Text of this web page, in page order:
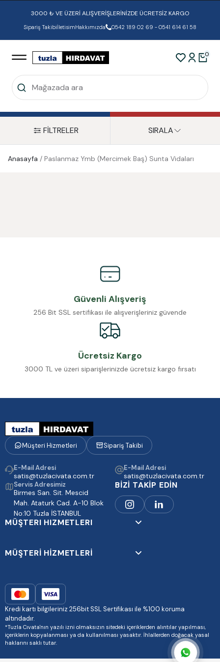
3000 ₺ VE ÜZERİ ALIŞVERİŞLERİNİZDE ÜCRETSİZ KARGO
Sipariş TakibiİletisimHakkımızda 0542 189 02 69 - 0541 614 61 58
0
FİLTRELER SIRALA
Anasayfa / Paslanmaz Ymb (Mercimek Baş) Sunta Vidaları
Güvenli Alışveriş
256 Bit SSL sertifikası ile alışverişleriniz güvende
Ücretsiz Kargo
3000 TL ve üzeri siparişlerinizde ücretsiz kargo fırsatı
Müşteri Hizmetleri Sipariş Takibi
E-Mail Adresi
satis@tuzlacivata.com.tr
E-Mail Adresi
satis@tuzlacivata.com.tr
Servis Adresimiz
Birmes San. Sit. Mescid
Mah. Ataturk Cad. A-10 Blok
No:10 Tuzla İSTANBUL
BİZİ TAKİP EDİN
MÜŞTERI HIZMETLERI
MÜŞTERİ HİZMETLERİ
Kredi kartı bilgileriniz 256bit SSL Sertifikası ile %100 koruma
altındadır.
*Tuzla Cıvata'nın yazılı izni olmaksızın sitedeki içeriklerden alıntılar yapılması,
içeriklerin kopyalanması ya da kullanılması yasaktır. İhlallerden doğacak yasal
haklarını saklı tutar.